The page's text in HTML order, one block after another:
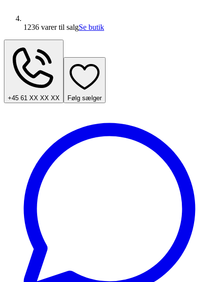
1236 varertil salgSe butik
+45 61 XX XX XX Følg sælger